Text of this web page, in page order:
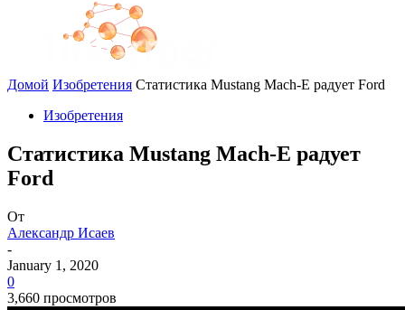
Домой Изобретения Статистика Mustang Mach-E радует Ford
Изобретения
Статистика Mustang Mach-E радует
Ford
От
Александр Исаев
-
January 1, 2020
0
3,660 просмотров